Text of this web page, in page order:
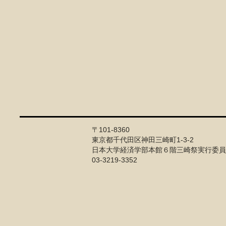
〒101-8360
東京都千代田区神田三崎町1-3-2
日本大学経済学部本館６階三崎祭実行委
03-3219-3352